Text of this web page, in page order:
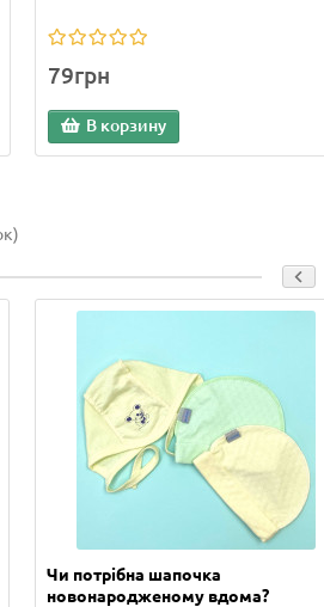
79грн
В корзину
Чи потрібна шапочка
новонародженому вдома?